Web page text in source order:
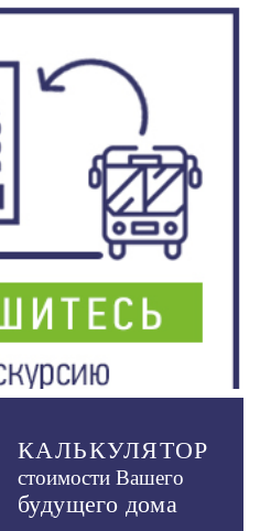
КАЛЬКУЛЯТОР
стоимости Вашего
будущего дома